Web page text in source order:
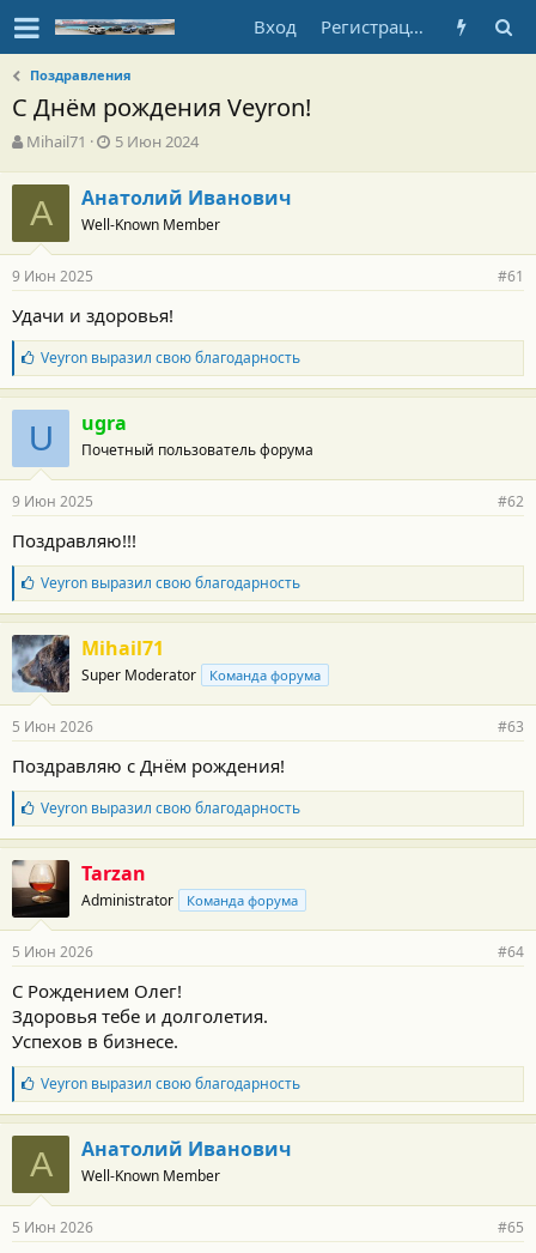
Вход Регистрация
Поздравления
С Днём рождения Veyron!
А
т
р
т
е
м
ы
Mihail71
Д
а
н
а
л
а
5 Июн 2024
А Анатолий Иванович
Well-Known Member
9 Июн 2025 #61
Удачи и здоровья!
Б
л
а
г
д
а
н
с
т
и
:
Veyronвыразил свою благодарность
U ugra
Почетный пользователь форума
9 Июн 2025 #62
Поздравляю!!!
Б
л
а
г
о
д
а
н
с
т
и
:
Veyronвыразил свою благодарность
Mihail71
Super Moderator Команда форума
5 Июн 2026 #63
Поздравляю с Днём рождения!
Б
л
а
г
о
д
а
н
с
т
и
Veyronвыразил свою благодарность
Tarzan
Administrator Команда форума
5 Июн 2026 #64
С Рождением Олег!
Здоровья тебе и долголетия.
Успехов в бизнесе.
Б
л
а
г
о
а
н
Veyronвыразил свою благодарность
А Анатолий Иванович
Well-Known Member
5 Июн 2026 #65